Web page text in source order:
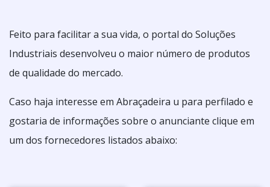
Feito para facilitar a sua vida, o portal do Soluções
Industriais desenvolveu o maior número de produtos
de qualidade do mercado.
Caso haja interesse em Abraçadeira u para perfilado e
gostaria de informações sobre o anunciante clique em
um dos fornecedores listados abaixo: